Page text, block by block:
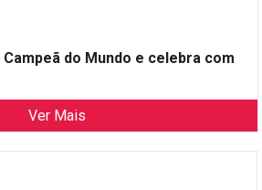
do Mundo e celebra com
Ver Mais